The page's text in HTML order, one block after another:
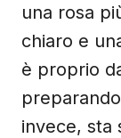
una rosa
chiaro e
è proprio
invece, sta